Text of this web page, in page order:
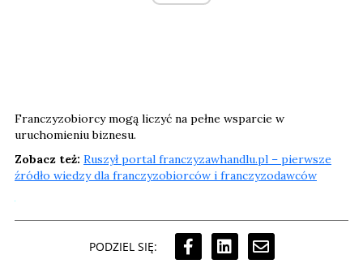
Franczyzobiorcy mogą liczyć na pełne wsparcie w
uruchomieniu biznesu.
Zobacz też: Ruszył portal franczyzawhandlu.pl – pierwsze
źródło wiedzy dla franczyzobiorców i franczyzodawców
PODZIEL SIĘ: